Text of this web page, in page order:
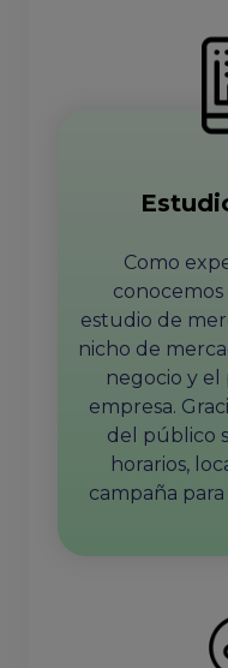
Como
estudio de
nicho de
negocio y
empresa.
del público
horarios,
campaña